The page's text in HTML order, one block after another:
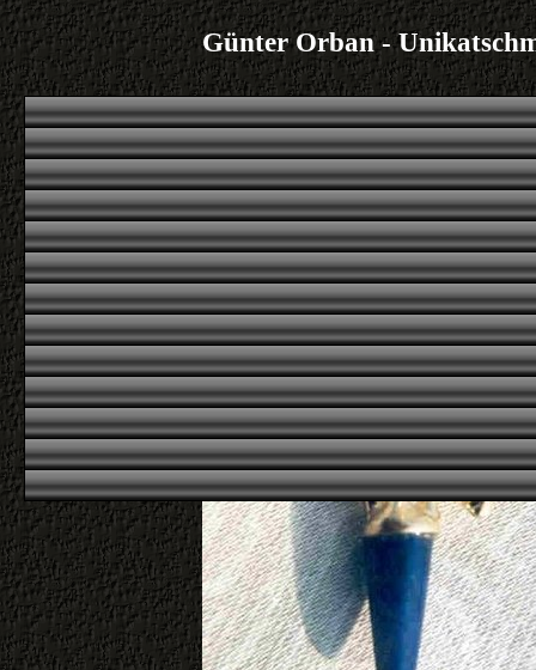
Günter Orban -
Übersicht|erstes|voriges|nächstes|letztes